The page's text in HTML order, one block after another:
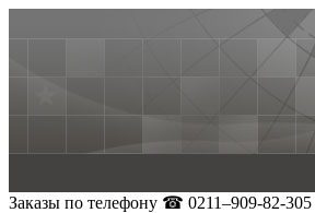
Заказы по телефону ☎ 0211–909-82-305